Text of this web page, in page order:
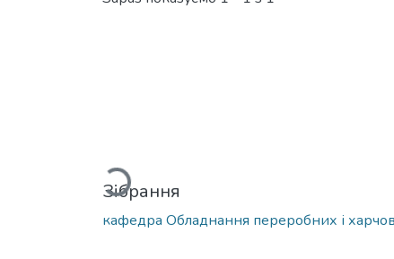
Вантажиться...
Зібрання
кафедра Обладнання переробних і